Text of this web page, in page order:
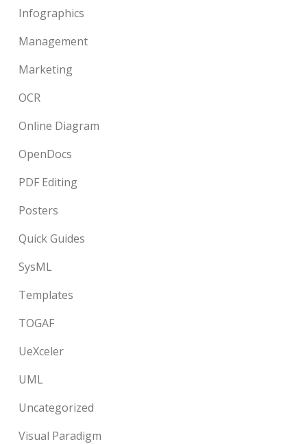
Infographics
Management
Marketing
OCR
Online Diagram
OpenDocs
PDF Editing
Posters
Quick Guides
SysML
Templates
TOGAF
UeXceler
UML
Uncategorized
Visual Paradigm